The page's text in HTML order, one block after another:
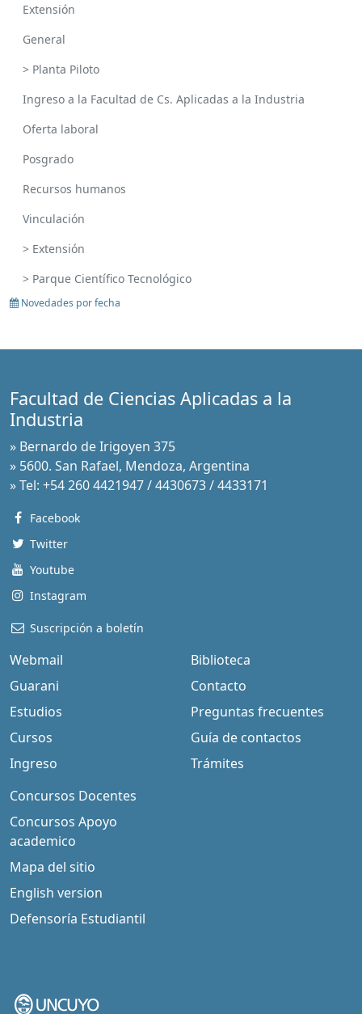
Extensión
General
> Planta Piloto
Ingreso a la Facultad de Cs. Aplicadas a la Industria
Oferta laboral
Posgrado
Recursos humanos
Vinculación
> Extensión
> Parque Científico Tecnológico
Novedades por fecha
Facultad de Ciencias Aplicadas a la
Industria
» Bernardo de Irigoyen 375
» 5600. San Rafael, Mendoza, Argentina
» Tel: +54 260 4421947 / 4430673 / 4433171
Facebook
Twitter
Youtube
Instagram
Suscripción a boletín
Webmail
Guarani
Estudios
Cursos
Ingreso
Biblioteca
Contacto
Preguntas frecuentes
Guía de contactos
Trámites
Concursos Docentes
Concursos Apoyo
academico
Mapa del sitio
English version
Defensoría Estudiantil